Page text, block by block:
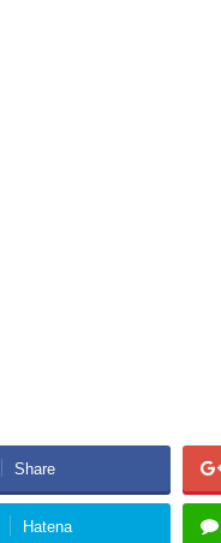
Share
Hatena